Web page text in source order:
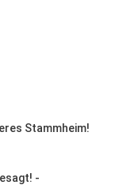
Stammheim!
-